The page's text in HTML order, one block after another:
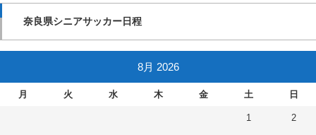
奈良県シニアサッカー日程
8月 2026
月 火 水 木 金 土 日
1 2